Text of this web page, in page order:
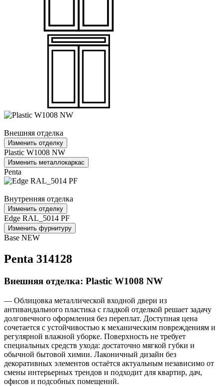
Внешняя отделка
Изменить отделку
Plastic W1008 NW
Изменить металлокаркас
Penta
Внутренняя отделка
Изменить отделку
Edge RAL_5014 PF
Изменить фурнитуру
Base NEW
Penta 314128
Внешняя отделка: Plastic W1008 NW
— Облицовка металлической входной двери из
антивандального пластика с гладкой отделкой решает задачу
долговечного оформления без переплат. Доступная цена
сочетается с устойчивостью к механическим повреждениям и
регулярной влажной уборке. Поверхность не требует
специальных средств ухода: достаточно мягкой губки и
обычной бытовой химии. Лаконичный дизайн без
декоративных элементов остаётся актуальным независимо от
смены интерьерных трендов и подходит для квартир, дач,
офисов и подсобных помещений.